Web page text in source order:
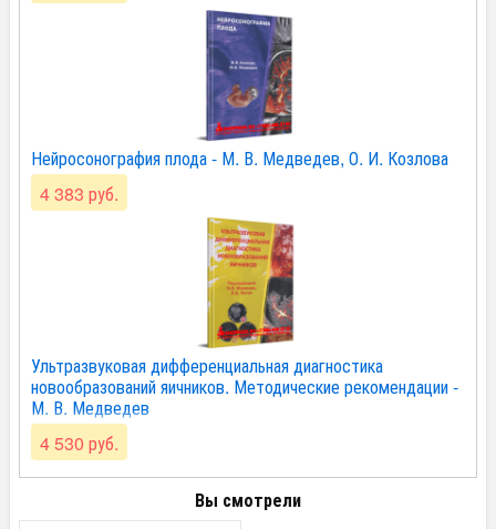
Нейросонография плода - М. В. Медведев, О. И. Козлова
4 383 руб.
Ультразвуковая дифференциальная диагностика
новообразований яичников. Методические рекомендации -
М. В. Медведев
4 530 руб.
Вы смотрели